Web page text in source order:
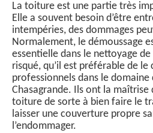
La toiture est une partie très
Elle a souvent besoin d’être
intempéries, des dommages
Normalement, le démoussage
essentielle dans le nettoyage
risqué, qu’il est préférable de le
professionnels dans le
Chasagrande. Ils ont la maîtrise
toiture de sorte à bien faire le
laisser une couverture propre
l’endommager.